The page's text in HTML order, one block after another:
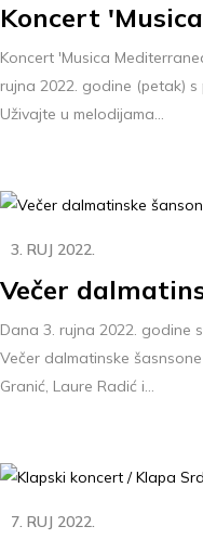
Koncert
Koncert 'Musica
rujna 2022. godine (petak)
Uživajte u melodijama...
3. RUJ 2022.
Večer
Dana 3. rujna 2022. godine
Večer dalmatinske
Granić, Laure Radić i...
7. RUJ 2022.